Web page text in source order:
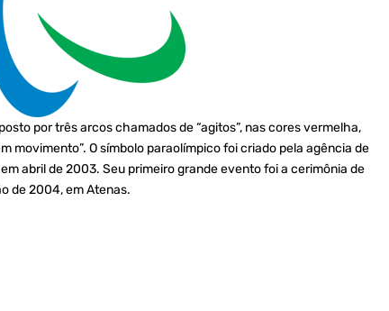
por três arcos chamados de “agitos”, nas cores vermelha,
movimento”. O símbolo paraolímpico foi criado pela agência de
abril de 2003. Seu primeiro grande evento foi a cerimônia de
de 2004, em Atenas.